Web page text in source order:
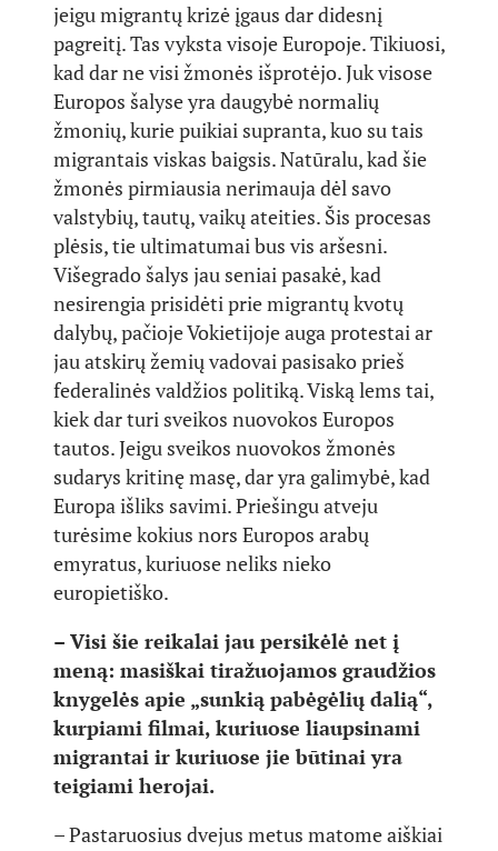
jeigu migrantų krizė įgaus dar didesnį
pagreitį. Tas vyksta visoje Europoje. Tikiuosi,
kad dar ne visi žmonės išprotėjo. Juk visose
Europos šalyse yra daugybė normalių
žmonių, kurie puikiai supranta, kuo su tais
migrantais viskas baigsis. Natūralu, kad šie
žmonės pirmiausia nerimauja dėl savo
valstybių, tautų, vaikų ateities. Šis procesas
plėsis, tie ultimatumai bus vis aršesni.
Višegrado šalys jau seniai pasakė, kad
nesirengia prisidėti prie migrantų kvotų
dalybų, pačioje Vokietijoje auga protestai ar
jau atskirų žemių vadovai pasisako prieš
federalinės valdžios politiką. Viską lems tai,
kiek dar turi sveikos nuovokos Europos
tautos. Jeigu sveikos nuovokos žmonės
sudarys kritinę masę, dar yra galimybė, kad
Europa išliks savimi. Priešingu atveju
turėsime kokius nors Europos arabų
emyratus, kuriuose neliks nieko
europietiško.
– Visi šie reikalai jau persikėlė net į
meną: masiškai tiražuojamos graudžios
knygelės apie „sunkią pabėgėlių dalią“,
kurpiami filmai, kuriuose liaupsinami
migrantai ir kuriuose jie būtinai yra
teigiami herojai.
– Pastaruosius dvejus metus matome aiškiai